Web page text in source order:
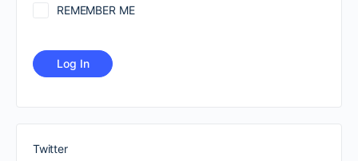
REMEMBER ME
Twitter